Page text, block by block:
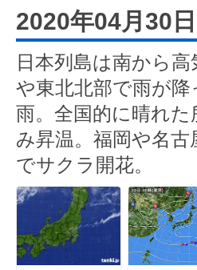
2020年04月30
日本列島は南から
や東北北部で雨が
雨。全国的に晴れ
み昇温。福岡や名
でサクラ開花。